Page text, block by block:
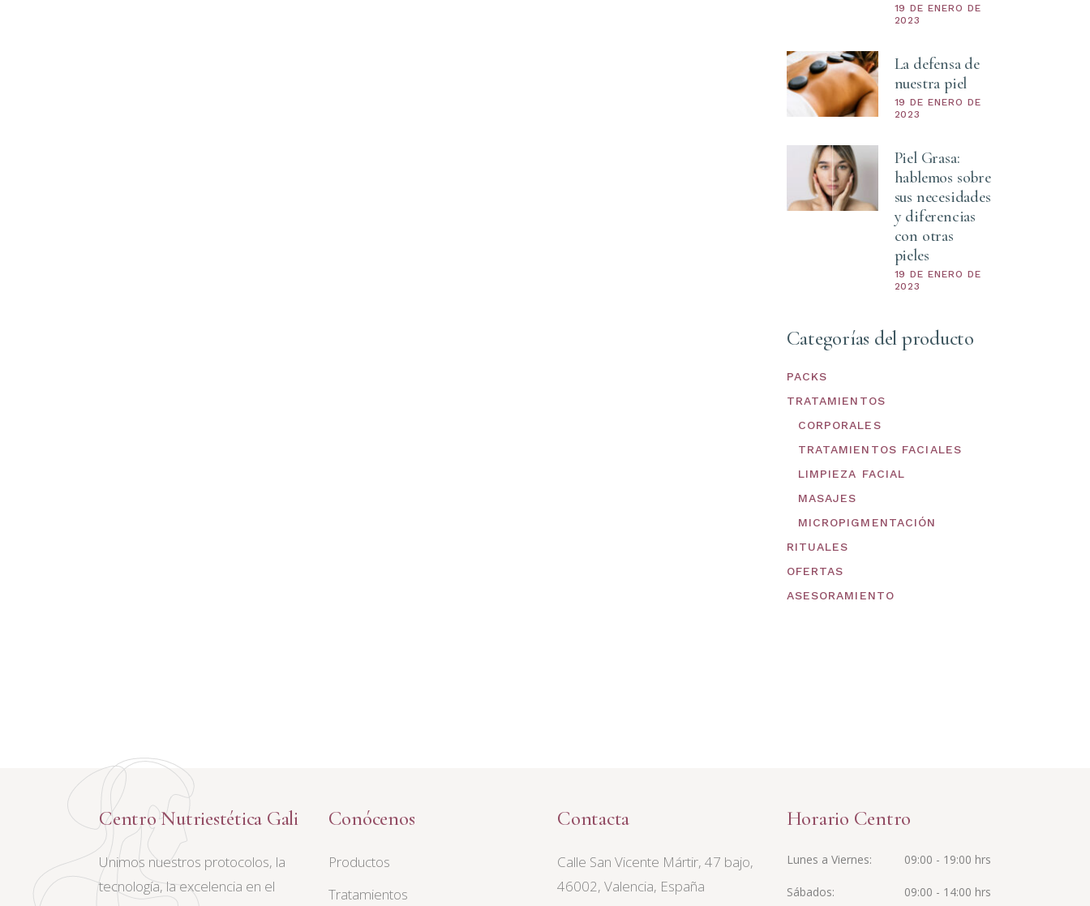
19 DE ENERO DE
2023
La defensa de
nuestra piel
19 DE ENERO DE
2023
Piel Grasa:
hablemos sobre
sus necesidades
y diferencias
con otras
pieles
19 DE ENERO DE
2023
Categorías del producto
PACKS
TRATAMIENTOS
CORPORALES
TRATAMIENTOS FACIALES
LIMPIEZA FACIAL
MASAJES
MICROPIGMENTACIÓN
RITUALES
OFERTAS
ASESORAMIENTO
Centro Nutriestética Gali
Unimos nuestros protocolos, la
tecnología, la excelencia en el
Conócenos
Productos
Tratamientos
Contacta
Calle San Vicente Mártir, 47 bajo,
46002, Valencia, España
Horario Centro
Lunes a Viernes 09:00 - 19:00 hrs
Sábados 09:00 - 14:00 hrs